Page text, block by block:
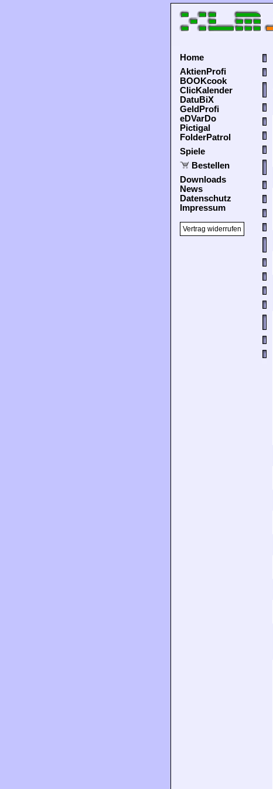
Home
AktienProfi
BOOKcook
ClicKalender
DatuBiX
GeldProfi
eDVarDo
Pictigal
FolderPatrol
Spiele
Bestellen
Downloads
News
Datenschutz
Impressum
Vertrag widerrufen